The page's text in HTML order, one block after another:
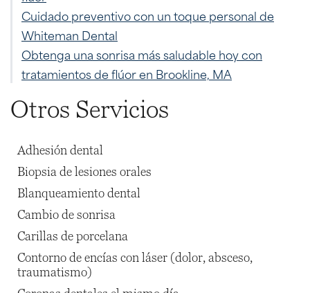
Cuidado preventivo con un toque personal de
Whiteman Dental
Obtenga una sonrisa más saludable hoy con
tratamientos de flúor en Brookline, MA
Otros Servicios
Adhesión dental
Biopsia de lesiones orales
Blanqueamiento dental
Cambio de sonrisa
Carillas de porcelana
Contorno de encías con láser (dolor, absceso,
traumatismo)